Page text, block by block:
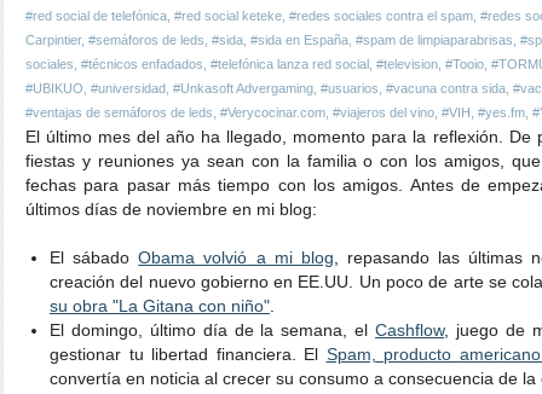
#red social de telefónica #red social keteke #redes sociales contra el spam #redes
Carpintier, #semáforos de leds #sida #sida en España #spam de limpiaparabrisas
sociales #técnicos enfadados #telefónica lanza red social #television #Tooio
#UBIKUO #universidad #Unkasoft Advergaming #usuarios #vacuna contra sida
#ventajas de semáforos de leds #Verycocinar.com #viajeros del vino #VIH #yes.fm
El último mes del año ha llegado, momento para la reflexión.
fiestas y reuniones ya sean con la familia o con los amigos,
fechas para pasar más tiempo con los amigos. Antes de
últimos días de noviembre en mi blog:
El sábadoObama volvió a mi blog , repasando las últimas
creación del nuevo gobierno en EE.UU. Un poco de arte se
su obra "La Gitana con niño"
El domingo, último día de la semana, el Cashflow, juego de
gestionar tu libertad financiera. El Spam, producto
convertía en noticia al crecer su consumo a consecuencia de la